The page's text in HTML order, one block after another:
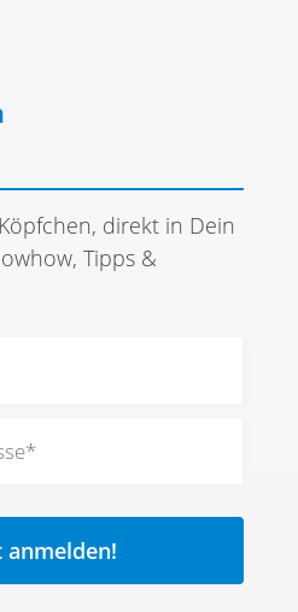
direkt in Dein
Tipps &
anmelden!